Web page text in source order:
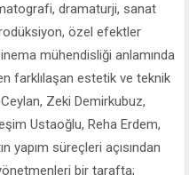
dramaturji, sanat
özel efektler
mühendisliği anlamında
farklılaşan estetik ve teknik
Zeki Demirkubuz,
Ustaoğlu, Reha Erdem,
yapım süreçleri açısından
bir tarafta;